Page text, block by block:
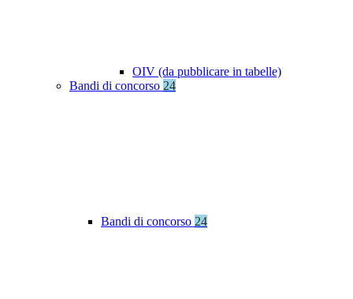
OIV (da pubblicare in tabelle)
Bandi di concorso 24
Bandi di concorso 24